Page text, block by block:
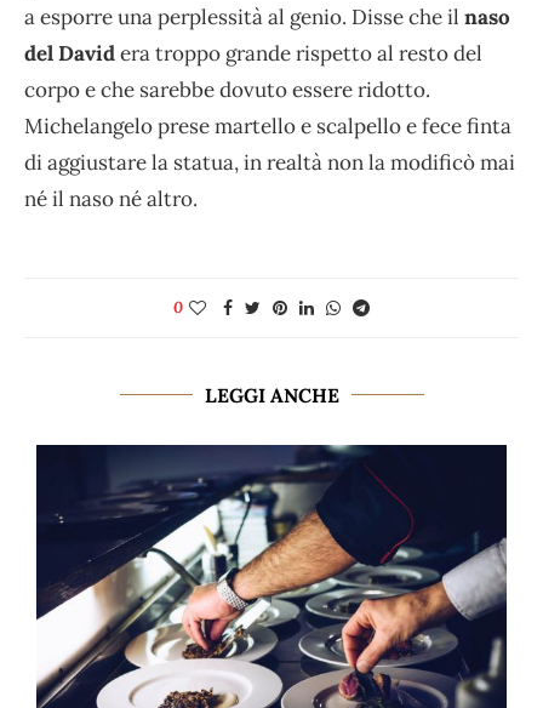
a esporre una perplessità al genio. Disse che il naso
del Davidera troppo grande rispetto al resto del
corpo e che sarebbe dovuto essere ridotto.
Michelangelo prese martello e scalpello e fece finta
di aggiustare la statua, in realtà non la modificò mai
né il naso né altro.
0
LEGGI ANCHE